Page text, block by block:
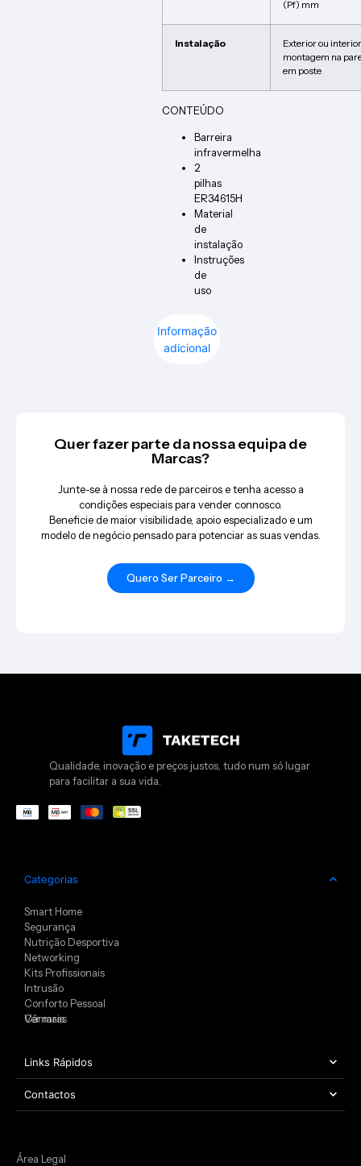
Informação
adicional
(Pf) mm
Instalação
Exterior ou
montagem na
em poste
CONTEÚDO
Barreira
infravermelha
2
pilhas
ER34615H
Material
de
instalação
Instruções
de
uso
Quer fazer parte da nossa equipa de
Marcas?
Junte-se à nossa rede de parceiros e tenha acesso a
condições especiais para vender connosco.
Beneficie de maior visibilidade, apoio especializado e um
modelo de negócio pensado para potenciar as suas vendas.
Quero Ser Parceiro →
Qualidade, inovação e preços justos, tudo num só lugar
para facilitar a sua vida.
Categorias
Smart Home
Segurança
Nutrição Desportiva
Networking
Kits Profissionais
Intrusão
Conforto Pessoal
Câmaras
Ver mais
Links Rápidos
Contactos
Área Legal